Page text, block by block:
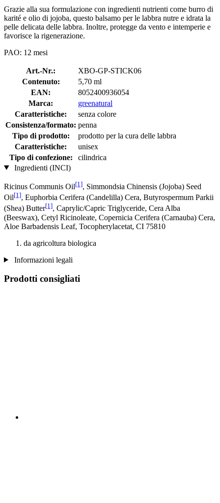
Grazie alla sua formulazione con ingredienti nutrienti come burro di
karité e olio di jojoba, questo balsamo per le labbra nutre e idrata la
pelle delicata delle labbra. Inoltre, protegge da vento e intemperie e
favorisce la rigenerazione.
PAO: 12 mesi
Art.-Nr.:
XBO-GP-STICK06
Contenuto:
5,70 ml
EAN:
8052400936054
Marca:
greenatural
Caratteristiche:
senza colore
Consistenza/formato: penna
Tipo di prodotto:
prodotto per la cura delle labbra
Caratteristiche:
unisex
Tipo di confezione:
cilindrica
Ingredienti (INCI)
Ricinus Communis Oil[1], Simmondsia Chinensis (Jojoba) Seed
Oil[1], Euphorbia Cerifera (Candelilla) Cera, Butyrospermum Parkii
(Shea) Butter[1], Caprylic/Capric Triglyceride, Cera Alba
(Beeswax), Cetyl Ricinoleate, Copernicia Cerifera (Carnauba) Cera,
Aloe Barbadensis Leaf, Tocopherylacetat, CI 75810
da agricoltura biologica
Informazioni legali
Prodotti consigliati